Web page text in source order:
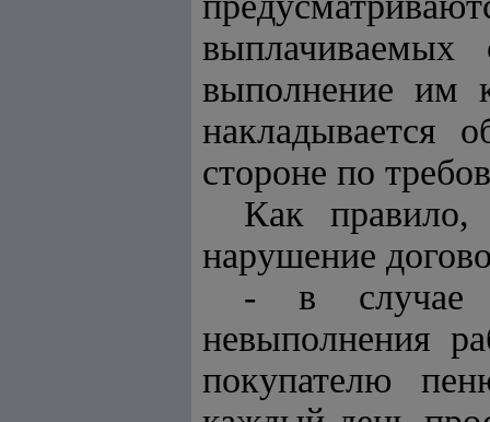
выплачиваемых
выполнение им
накладывается
стороне по
Как правило,
нарушение
- в случае
невыполнения
покупателю